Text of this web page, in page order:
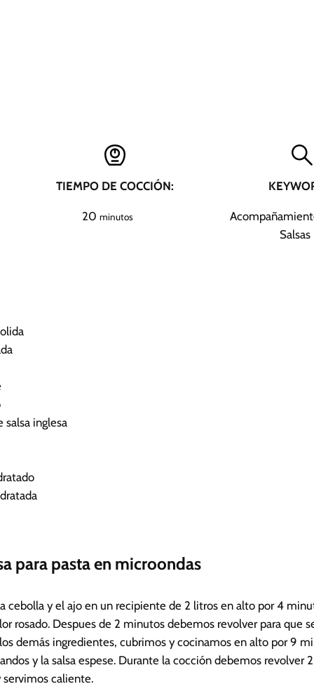
TIEMPO DE COCCIÓN:
20 m
minutos
Salsas
salsa inglesa
para pasta en microondas
cebolla y el ajo en un recipiente de 2 litros en alto por 4
rosado. Despues de 2 minutos debemos revolver para que
demás ingredientes, cubrimos y cocinamos en alto por 9
y la salsa espese. Durante la cocción debemos revolver
servimos caliente.